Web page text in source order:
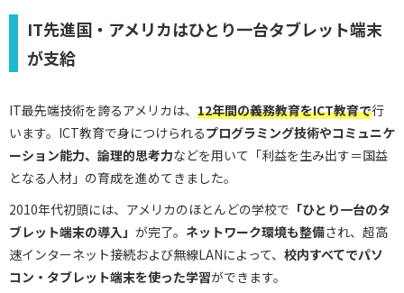
IT先進国・アメリカはひとり一台タブレット端末
が支給
IT最先端技術を誇るアメリカは、 12年間の義務教育をICT教育で行
います。ICT教育で身につけられるプログラミング技術やコミュニケ
ーション能力、論理的思考力などを用いて「利益を生み出す＝国益
となる人材」の育成を進めてきました。
2010年代初頭には、アメリカのほとんどの学校で 「ひとり一台のタ
ブレット端末の導入」 が完了。 ネットワーク環境も整備され、超高
速インターネット接続および無線LANによって、 校内すべてでパソ
コン・タブレット端末を使った学習ができます。